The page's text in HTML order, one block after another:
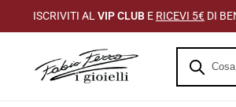
ISCRIVITI AL VIP CLUBE RICEVI 5€DI